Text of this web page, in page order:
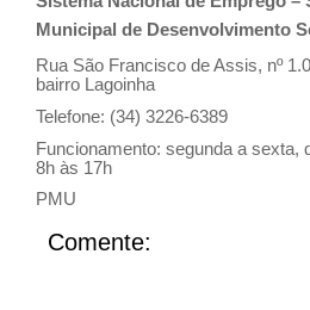
Municipal de Desenvolvimento
Rua São Francisco de Assis, nº
bairro Lagoinha
Telefone: (34) 3226-6389
Funcionamento: segunda a sexta,
8h às 17h
PMU
Comente: